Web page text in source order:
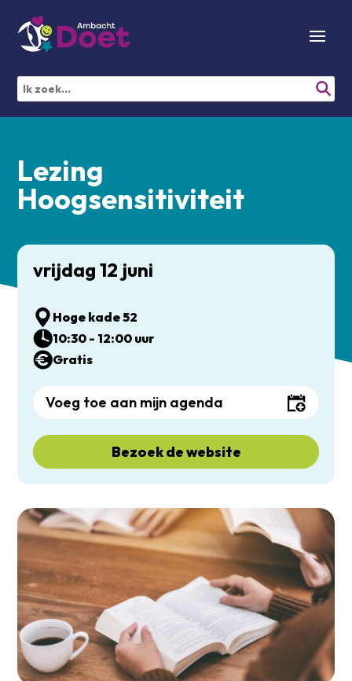
Lezing
Hoogsensitiviteit
vrijdag 12 juni
Hoge kade 52
10:30 - 12:00 uur
Gratis
Voeg toe aan mijn agenda
Bezoek de website